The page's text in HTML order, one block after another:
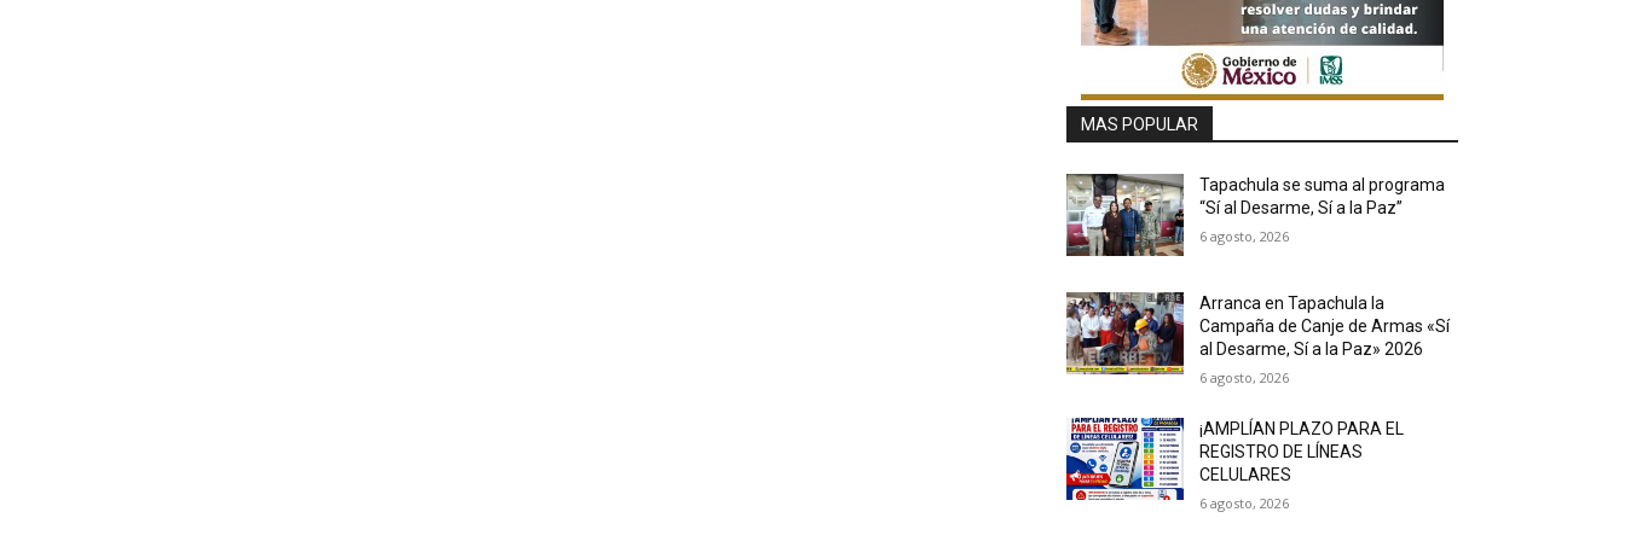
MAS POPULAR
Tapachula se suma al programa
“Sí al Desarme, Sí a la Paz”
6 agosto, 2026
Arranca en Tapachula la
Campaña de Canje de Armas «Sí
al Desarme, Sí a la Paz» 2026
6 agosto, 2026
¡AMPLÍAN PLAZO PARA EL
REGISTRO DE LÍNEAS
CELULARES
6 agosto, 2026